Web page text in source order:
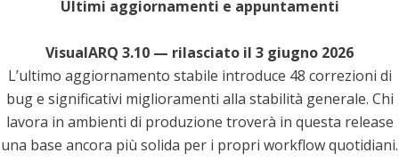
Ultimi aggiornamenti e appuntamenti
VisualARQ 3.10 — rilasciato il 3 giugno 2026
L’ultimo aggiornamento stabile introduce 48 correzioni di
bug e significativi miglioramenti alla stabilità generale. Chi
lavora in ambienti di produzione troverà in questa release
una base ancora più solida per i propri workflow quotidiani.